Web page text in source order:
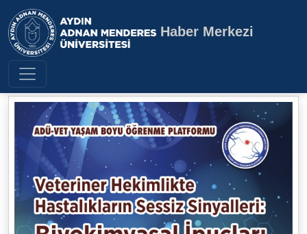
Aydın Adnan Menderes
Haber Merkezi